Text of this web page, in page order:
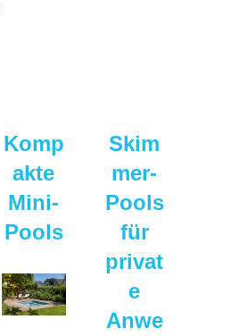
Komp
akte
Mini-
Pools
Skim
mer-
Pools
für
privat
e
Anwe